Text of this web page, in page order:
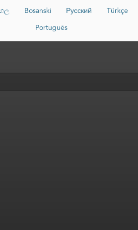
Türkçe
Русский
Bosanski
Português